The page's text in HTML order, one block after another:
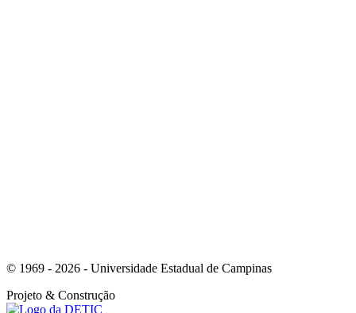
© 1969 - 2026 - Universidade Estadual de Campinas
Projeto & Construção